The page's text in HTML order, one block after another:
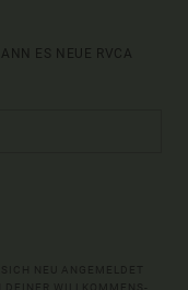
ES NEUE RVCA